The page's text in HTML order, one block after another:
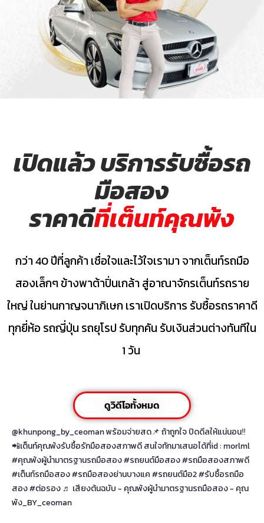
เปิดแล้ว บริการรับซื้อรถ
มือสอง
ราคาดีที่เต็นท์คุณพ้ง
กว่า 40 ปีที่ลูกค้า เชื่อใจและไว้ใจเรามา จากเต็นท์รถมือ
สองเล็กๆ ข้างพาต้าปิ่นเกล้า สู่อาณาจักรเต็นท์รถราย
ใหญ่ ในย่านกาญจนาภิเษก เราเปิดบริการ รับซื้อรถราคาดี
ทุกยี่ห้อ รถญี่ปุ่น รถยุโรป รับทุกคัน รับเงินส่วนต่างทันทีใน
1 วัน
ดูวิดีโอทั้งหมด
@khunpong_by_ceomanพร้อมจ่ายสด📌 ถ้าถูกใจ ปิดดีลให้แน่นอน‼️
📲เต็นท์คุณพ้งรับซื้อรักมือสองสภาพดี สนใจทักมาเสนอได้ที่id : morlml
#คุณพ้งผู้นํามาตรฐานรถมือสอง#รถยนต์มือสอง#รถมือสองสภาพดี
#เต็นท์รถมือสอง#รถมือสองย่านบางแค#รถยนต์มือ2#รับซื้อรถมือ
สอง#ต่อรอง ♬ เสียงต้นฉบับ - คุณพ้งผู้นำมาตรฐานรถมือสอง - คุณ
พ้ง_BY_ceoman